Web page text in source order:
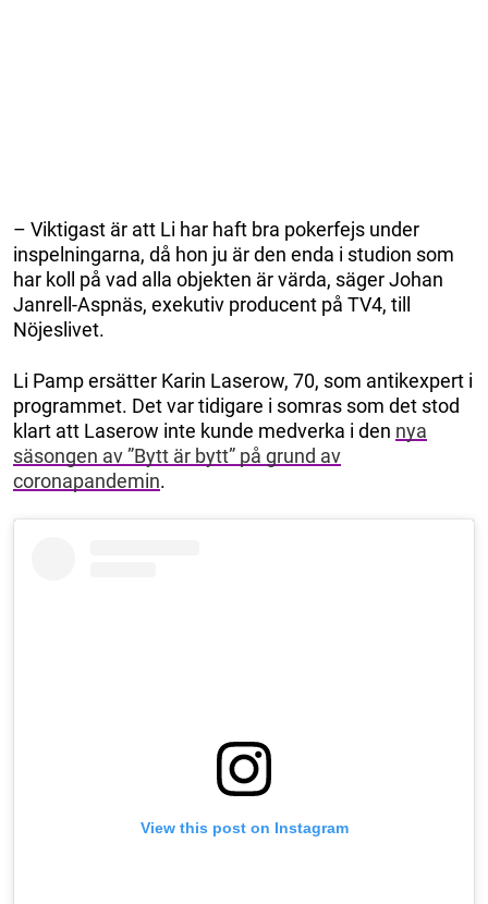
– Viktigast är att Li har haft bra pokerfejs under
inspelningarna, då hon ju är den enda i studion som
har koll på vad alla objekten är värda, säger Johan
Janrell-Aspnäs, exekutiv producent på TV4, till
Nöjeslivet.
Li Pamp ersätter Karin Laserow, 70, som antikexpert i
programmet. Det var tidigare i somras som det stod
klart att Laserow inte kunde medverka i den nya
säsongen av ”Bytt är bytt” på grund av
coronapandemin.
View this post on Instagram